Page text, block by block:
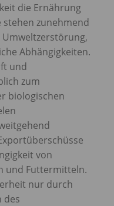
die Ernährung
zunehmend
Abhängigkeiten.
und
zum
biologischen
von
und Futtermitteln.
nur durch
des